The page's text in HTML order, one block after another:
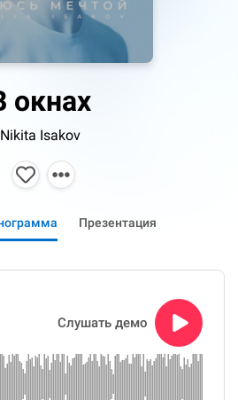
окнах
Nikita Isakov
Презентация
Слушать демо